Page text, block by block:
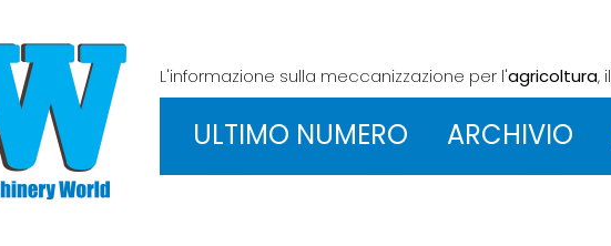
L'informazione sulla meccanizzazione per l'agricoltura, il
ULTIMO NUMERO ARCHIVIO